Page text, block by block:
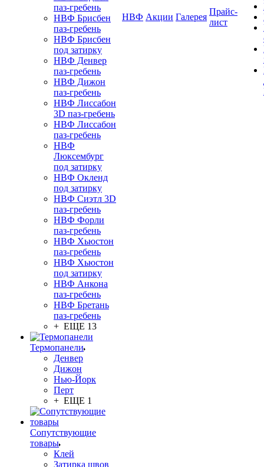
паз-гребень
НВФ Брисбен
паз-гребень
НВФ Брисбен
под затирку
НВФ Денвер
паз-гребень
НВФ Дижон
паз-гребень
НВФ Лиссабон
3D паз-гребень
НВФ Лиссабон
паз-гребень
НВФ
Люксембург
под затирку
НВФ Окленд
под затирку
НВФ Сиэтл 3D
паз-гребень
НВФ Форли
паз-гребень
НВФ Хьюстон
паз-гребень
НВФ Хьюстон
под затирку
НВФ Анкона
паз-гребень
НВФ Бретань
паз-гребень
+ ЕЩЕ 13
Термопанели
Денвер
Дижон
Нью-Йорк
Перт
+ ЕЩЕ 1
Сопутствующие
товары
Клей
Затирка швов
НВФ Акции Галерея
Прайс-
лист